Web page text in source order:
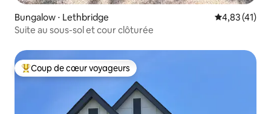
Bungalow ⋅ Lethbridge Évaluation
4,83 (41)
Suite au sous-sol et cour clôturée
Coups de cœur voyageurs les plus appréciés
Coup de cœur voyageurs